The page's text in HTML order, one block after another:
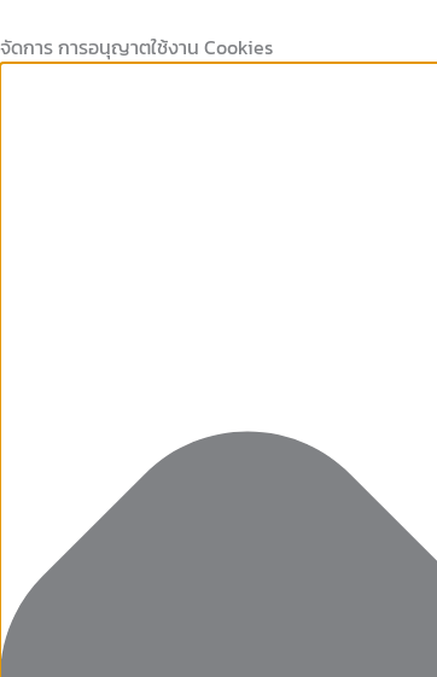
จัดการ การอนุญาตใช้งาน Cookies
จำเป็น
เก็บ
สถิติ
to